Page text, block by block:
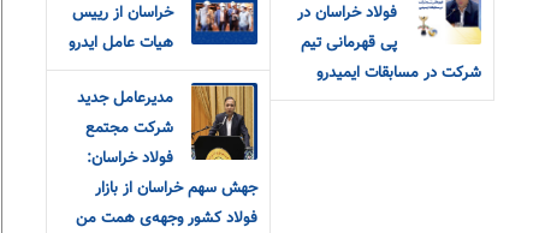
فولاد خراسان در
پی قهرمانی تیم
شرکت در مسابقات ایمیدرو
خراسان از رییس
هیات عامل ایدرو
مدیرعامل جدید
شرکت مجتمع
فولاد خراسان:
جهش سهم خراسان از بازار
فولاد کشور وجهه‌ی همت من